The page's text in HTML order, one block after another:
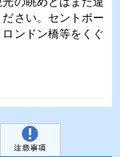
さい。セントポー
ンドン橋等をくぐ